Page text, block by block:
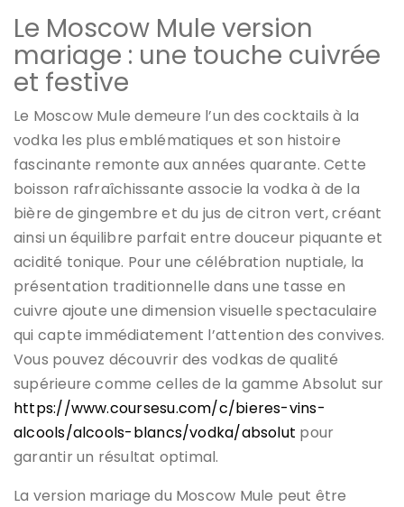
Le Moscow Mule version
mariage : une touche cuivrée
et festive
Le Moscow Mule demeure l’un des cocktails à la
vodka les plus emblématiques et son histoire
fascinante remonte aux années quarante. Cette
boisson rafraîchissante associe la vodka à de la
bière de gingembre et du jus de citron vert, créant
ainsi un équilibre parfait entre douceur piquante et
acidité tonique. Pour une célébration nuptiale, la
présentation traditionnelle dans une tasse en
cuivre ajoute une dimension visuelle spectaculaire
qui capte immédiatement l’attention des convives.
Vous pouvez découvrir des vodkas de qualité
supérieure comme celles de la gamme Absolut sur
https://www.coursesu.com/c/bieres-vins-
alcools/alcools-blancs/vodka/absolut pour
garantir un résultat optimal.
La version mariage du Moscow Mule peut être